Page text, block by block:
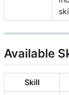
Available
Skill